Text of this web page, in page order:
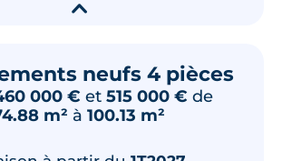
▾
neufs 4 pièces
000 € et 515 000 € de
m² à 100.13 m²